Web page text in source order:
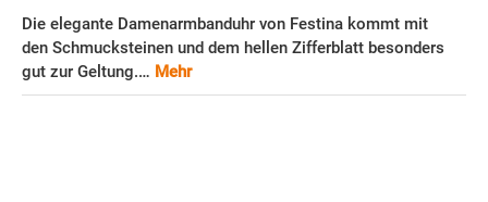
Die elegante Damenarmbanduhr von Festina kommt mit
den Schmucksteinen und dem hellen Zifferblatt besonders
gut zur Geltung.… Mehr